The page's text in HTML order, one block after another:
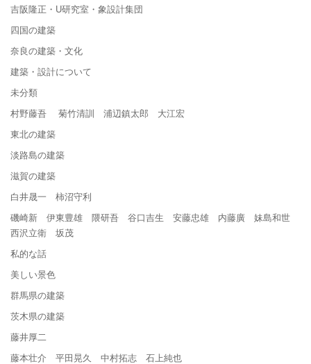
吉阪隆正・U研究室・象設計集団
四国の建築
奈良の建築・文化
建築・設計について
未分類
村野藤吾 菊竹清訓 浦辺鎮太郎 大江宏
東北の建築
淡路島の建築
滋賀の建築
白井晟一 柿沼守利
磯崎新 伊東豊雄 隈研吾 谷口吉生 安藤忠雄 内藤廣 妹島和世
西沢立衛 坂茂
私的な話
美しい景色
群馬県の建築
茨木県の建築
藤井厚二
藤本壮介 平田晃久 中村拓志 石上純也